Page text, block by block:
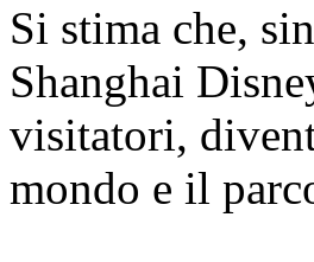
Si stima che,
Shanghai
visitatori,
mondo e il